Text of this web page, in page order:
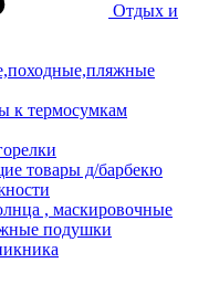
Отдых и
к термосумкам
товары д/барбекю
, маскировочные
подушки